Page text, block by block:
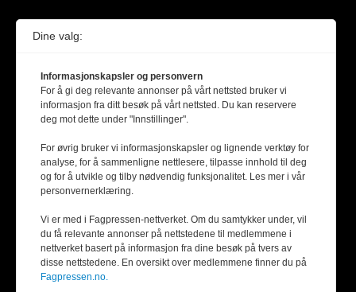
Dine valg:
Informasjonskapsler og personvern
For å gi deg relevante annonser på vårt nettsted bruker vi
informasjon fra ditt besøk på vårt nettsted. Du kan reservere
deg mot dette under "Innstillinger".
For øvrig bruker vi informasjonskapsler og lignende verktøy for
analyse, for å sammenligne nettlesere, tilpasse innhold til deg
og for å utvikle og tilby nødvendig funksjonalitet. Les mer i vår
personvernerklæring.
Vi er med i Fagpressen-nettverket. Om du samtykker under, vil
du få relevante annonser på nettstedene til medlemmene i
nettverket basert på informasjon fra dine besøk på tvers av
disse nettstedene. En oversikt over medlemmene finner du på
Fagpressen.no.